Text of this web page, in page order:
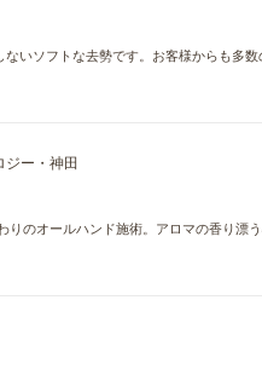
いソフトな去勢です。お客様からも多
ジー・神田
のオールハンド施術。アロマの香り漂